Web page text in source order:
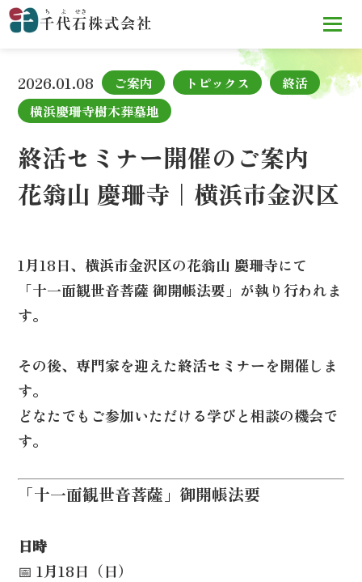
TOP お知らせ 終活セミナー開催のご案内
横浜市金沢区
2026.01.08 ご案内 トピックス
終活
横浜慶珊寺樹木葬墓地
終活セミナー開催のご案内
花翁山 慶珊寺｜横浜市金沢区
1月18日、横浜市金沢区の花翁山 慶珊寺にて
「十一面観世音菩薩 御開帳法要」が執り行われま
す。
その後、専門家を迎えた終活セミナーを開催しま
す。
どなたでもご参加いただける学びと相談の機会で
す。
「十一面観世音菩薩」御開帳法要
日時
📅 1月18日（日）